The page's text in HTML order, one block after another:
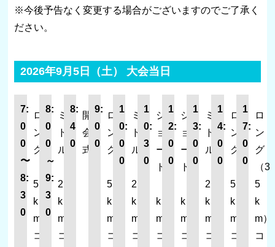
※今後予告なく変更する場合がございますのでご了承く
ださい。
2026年9月5日（土） 大会当日
7:
0
0
〜
8:
3
0
ロ
ン
グ
5
k
m）
コ
8:
0
0
～
9:
3
0
ミ
ド
ル
2
k
m）
コ
8:
4
0
開
会
式
9:
0
0
ロ
ン
グ
（3
5
k
m）
コ
1
0:
0
0
ミ
ド
ル
（2
2
k
m）
コ
1
0:
3
0
シ
ョ
ー
ト
k
m）
コ
1
2:
0
0
シ
ョ
ー
ト
k
m）
コ
1
3:
0
0
ミ
ド
ル
（2
2
k
m）
コ
1
4:
0
0
ロ
ン
グ
（3
5
k
m）
コ
1
7:
0
0
ロ
ン
グ
（3
5
k
m）
コ